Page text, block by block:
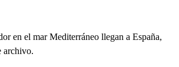
en el mar Mediterráneo llegan a España,
archivo.